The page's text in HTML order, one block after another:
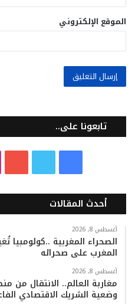
الموقع الإلكتروني
تابعونا على..
س
و
ك
ي
ت
ت
ي
ب
أحدث المقالات
أغسطس 8, 2026
الصحراء المغربية
المغرب على صحرائه
أغسطس 8, 2026
مغاربة العالم.. الانتقال من
وضعية الشريك الاقتصادي